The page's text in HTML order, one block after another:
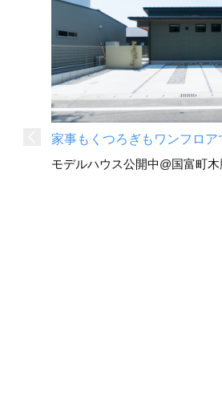
家事もくつろぎもワンフロア
モデルハウス公開中@国富町木